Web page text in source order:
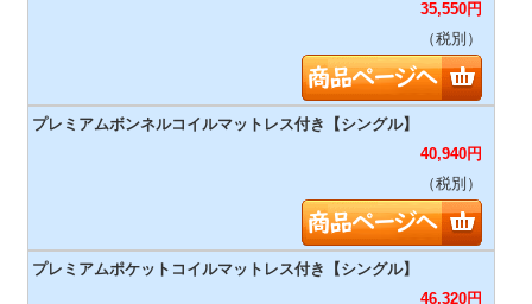
35,550円
（税別）
40,940円
（税別）
46,320円